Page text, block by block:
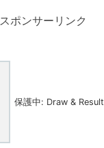
スポンサーリンク
保護中: Draw & Result